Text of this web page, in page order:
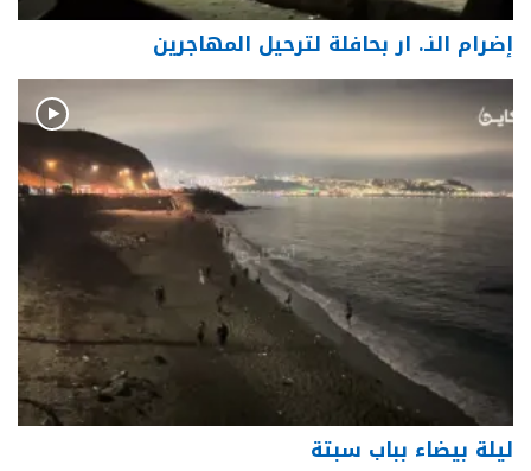
إضرام النـ. ار بحافلة لترحيل المهاجرين
ليلة بيضاء بباب سبتة